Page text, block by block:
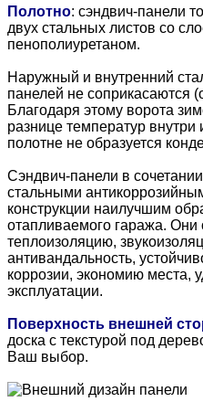
Полотно: сэндвич-панели
двух стальных листов со
пенополиуретаном.
Наружный и внутренний
панелей не соприкасаются
Благодаря этому ворота
разнице температур
полотне не образуется
Сэндвич-панели в
стальными
конструкции наилучшим
отапливаемого гаража.
теплоизоляцию,
антивандальность,
коррозии, экономию места,
эксплуатации.
Поверхность внешней
доска с текстурой под
Ваш выбор.